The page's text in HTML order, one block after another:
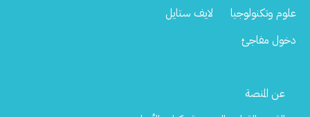
علوم وتكنولوجيا
لايف ستايل
دخول مفاجئ
Footer
عن المنصة